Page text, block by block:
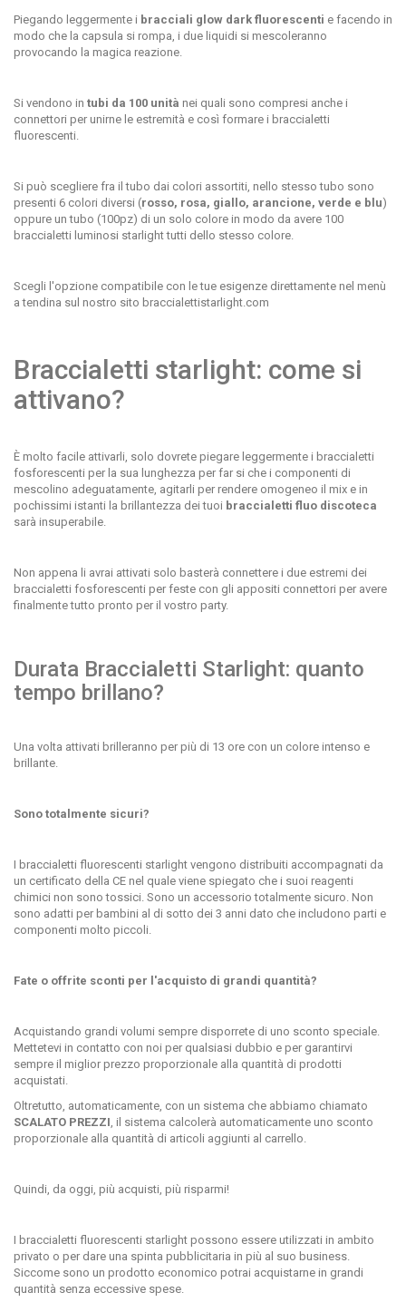
Piegando leggermente i bracciali glow dark fluorescenti e facendo in
modo che la capsula si rompa, i due liquidi si mescoleranno
provocando la magica reazione.
Si vendono in tubi da 100 unità nei quali sono compresi anche i
connettori per unirne le estremità e così formare i braccialetti
fluorescenti.
Si può scegliere fra il tubo dai colori assortiti, nello stesso tubo sono
presenti 6 colori diversi (rosso, rosa, giallo, arancione, verde e blu)
oppure un tubo (100pz) di un solo colore in modo da avere 100
braccialetti luminosi starlighttutti dello stesso colore.
Scegli l'opzione compatibile con le tue esigenze direttamente nel menù
a tendina sul nostro sito braccialettistarlight.com
Braccialetti starlight: come si
attivano?
È molto facile attivarli, solo dovrete piegare leggermente i braccialetti
fosforescenti per la sua lunghezza per far si che i componenti di
mescolino adeguatamente, agitarli per rendere omogeneo il mix e in
pochissimi istanti la brillantezza dei tuoi braccialetti fluo discoteca
sarà insuperabile.
Non appena li avrai attivati solo basterà connettere i due estremi dei
braccialetti fosforescenti per feste con gli appositi connettori per avere
finalmente tutto pronto per il vostro party.
Durata Braccialetti Starlight: quanto
tempo brillano?
Una volta attivati brilleranno per più di 13 ore con un colore intenso e
brillante.
Sono totalmente sicuri?
I braccialetti fluorescenti starlight vengono distribuiti accompagnati da
un certificato della CE nel quale viene spiegato che i suoi reagenti
chimici non sono tossici. Sono un accessorio totalmente sicuro. Non
sono adatti per bambini al di sotto dei 3 anni dato che includono parti e
componenti molto piccoli.
Fate o offrite sconti per l'acquisto di grandi quantità?
Acquistando grandi volumi sempre disporrete di uno sconto speciale.
Mettetevi in contatto con noi per qualsiasi dubbio e per garantirvi
sempre il miglior prezzo proporzionale alla quantità di prodotti
acquistati.
Oltretutto, automaticamente, con un sistema che abbiamo chiamato
SCALATO PREZZI, il sistema calcolerà automaticamente uno sconto
proporzionale alla quantità di articoli aggiunti al carrello.
Quindi, da oggi, più acquisti, più risparmi!
I braccialetti fluorescenti starlight possono essere utilizzati in ambito
privato o per dare una spinta pubblicitaria in più al suo business.
Siccome sono un prodotto economico potrai acquistarne in grandi
quantità senza eccessive spese.